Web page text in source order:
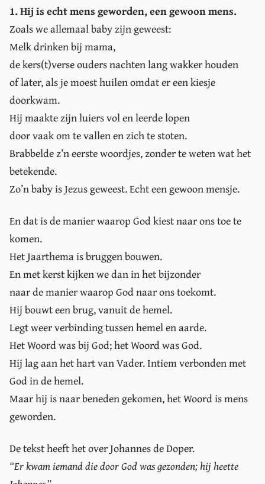
1. Hij is echt mens geworden, een gewoon mens.
Zoals we allemaal baby zijn geweest:
Melk drinken bij mama,
de kers(t)verse ouders nachten lang wakker houden
of later, als je moest huilen omdat er een kiesje
doorkwam.
Hij maakte zijn luiers vol en leerde lopen
door vaak om te vallen en zich te stoten.
Brabbelde z’n eerste woordjes, zonder te weten wat het
betekende.
Zo’n baby is Jezus geweest. Echt een gewoon mensje.
En dat is de manier waarop God kiest naar ons toe te
komen.
Het Jaarthema is bruggen bouwen.
En met kerst kijken we dan in het bijzonder
naar de manier waarop God naar ons toekomt.
Hij bouwt een brug, vanuit de hemel.
Legt weer verbinding tussen hemel en aarde.
Het Woord was bij God; het Woord was God.
Hij lag aan het hart van Vader. Intiem verbonden met
God in de hemel.
Maar hij is naar beneden gekomen, het Woord is mens
geworden.
De tekst heeft het over Johannes de Doper.
Er kwam iemand die door God was gezonden; hij heette